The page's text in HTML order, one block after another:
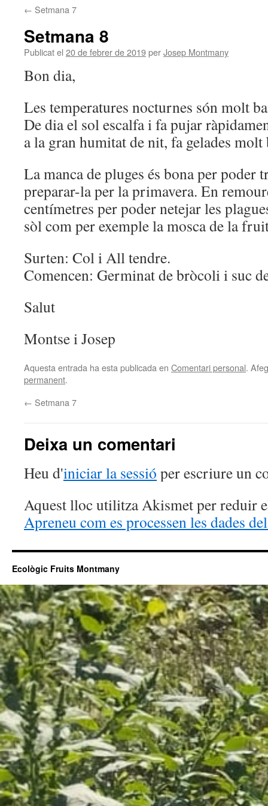
← Setmana 7
Setmana 8
Publicat el 20 de febrer de 2019perJosep Montmany
Bon dia,
Les temperatures nocturnes són molt
De dia el sol escalfa i fa pujar
a la gran humitat de nit, fa gelades molt
La manca de pluges és bona per poder
preparar-la per la primavera. En
centí­metres per poder netejar les
sòl com per exemple la mosca de la
Surten: Col i All tendre.
Comencen: Germinat de bròcoli i suc
Salut
Montse i Josep
Aquesta entrada ha esta publicada en Comentari personal.
permanent.
← Setmana 7
Deixa un comentari
Heu d'iniciar la sessió per escriure un
Aquest lloc utilitza Akismet per reduir
Apreneu com es processen les dades
Ecològic Fruits Montmany